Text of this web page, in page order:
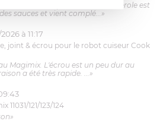
de haute qualité. Cette casserole est
sauces et vient complé...»
à 11:17
joint & écrou pour le robot cuiseur Cook
Magimix. L'écrou est un peu dur au
a été très rapide. ...»
11031/121/123/124